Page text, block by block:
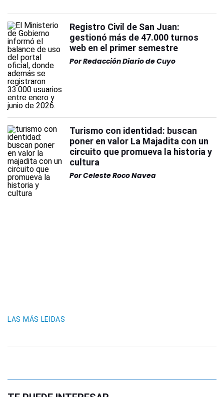
Registro Civil de San Juan:
gestionó más de 47.000 turnos
web en el primer semestre
PorRedacción Diario de Cuyo
Turismo con identidad: buscan
poner en valor La Majadita con un
circuito que promueva la historia y
cultura
PorCeleste Roco Navea
LAS MÁS LEIDAS